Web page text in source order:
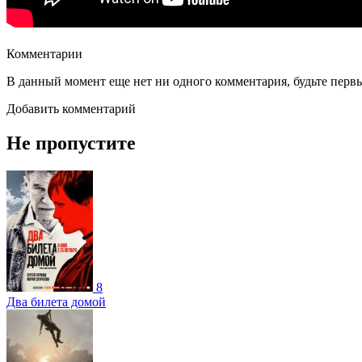
Комментарии
В данный момент еще нет ни одного комментария, будьте
Добавить комментарий
Не пропустите
8
Два билета домой